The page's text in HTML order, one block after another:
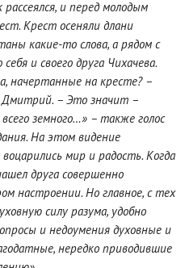
и перед молодым
Крест осеняли длани
какие-то слова, а рядом с
и своего друга Чихачева.
начертанные на кресте? –
Дмитрий. – Это значит –
земного…» – также голос
На этом видение
мир и радость. Когда
друга совершенно
настроении. Но главное, с тех
силу разума, удобно
и недоумения духовные и
нередко приводившие